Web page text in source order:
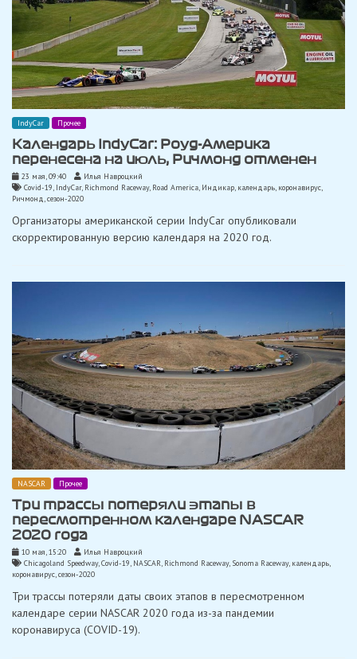
IndyCar Прочее
Календарь IndyCar: Роуд-Америка
перенесена на июль, Ричмонд отменен
23 мая, 09:40
Илья Навроцкий
Covid-19, IndyCar, Richmond Raceway, Road America, Индикар, календарь, коронавирус
Ричмонд,сезон-2020
Организаторы американской серии IndyCar опубликовали
скорректированную версию календаря на 2020 год.
NASCAR Прочее
Три трассы потеряли этапы в
пересмотренном календаре NASCAR
2020 года
10 мая, 15:20
Илья Навроцкий
Chicagoland Speedway,Covid-19, NASCAR, Richmond Raceway, Sonoma Raceway, календарь
коронавирус,сезон-2020
Три трассы потеряли даты своих этапов в пересмотренном
календаре серии NASCAR 2020 года из-за пандемии
коронавируса (COVID-19).